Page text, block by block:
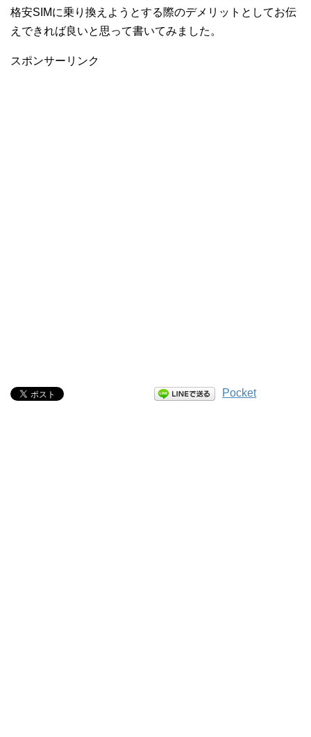
格安SIMに乗り換えようとする際のデメリットとしてお伝
えできれば良いと思って書いてみました。
スポンサーリンク
Pocket